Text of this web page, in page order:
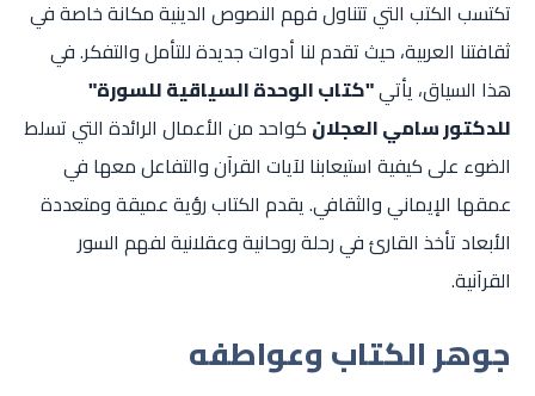
تكتسب الكتب التي تتناول فهم النصوص الدينية مكانة خاصة في
ثقافتنا العربية، حيث تقدم لنا أدوات جديدة للتأمل والتفكر. في
هذا السياق، يأتي"كتاب الوحدة السياقية للسورة"
للدكتور سامي العجلان كواحد من الأعمال الرائدة التي تسلط
الضوء على كيفية استيعابنا لآيات القرآن والتفاعل معها في
عمقها الإيماني والثقافي. يقدم الكتاب رؤية عميقة ومتعددة
الأبعاد تأخذ القارئ في رحلة روحانية وعقلانية لفهم السور
القرآنية.
جوهر الكتاب وعواطفه